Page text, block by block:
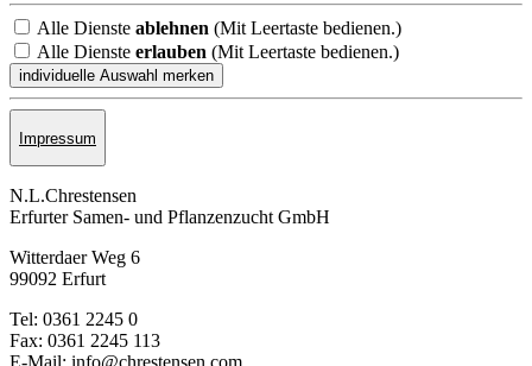
Alle Dienste ablehnen (Mit Leertaste bedienen.)
Alle Dienste erlauben (Mit Leertaste bedienen.)
Impressum
N.L.Chrestensen
Erfurter Samen- und Pflanzen­zucht GmbH
Witterdaer Weg 6
99092 Erfurt
Tel: 0361 2245 0
Fax: 0361 2245 113
E-Mail: info@chrestensen.com